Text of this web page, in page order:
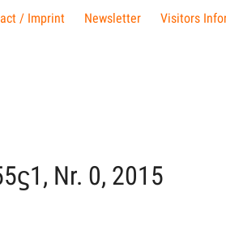
/ Imprint Newsletter Visitors
Nr. 0, 2015